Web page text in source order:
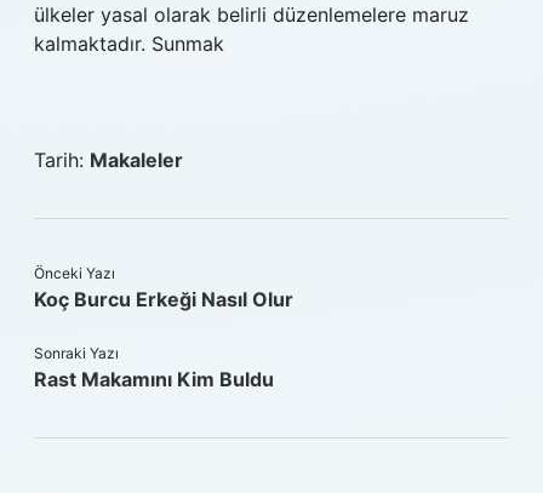
ülkeler yasal olarak belirli düzenlemelere maruz
kalmaktadır. Sunmak
Tarih: Makaleler
Önceki Yazı
Koç Burcu Erkeği Nasıl Olur
Sonraki Yazı
Rast Makamını Kim Buldu